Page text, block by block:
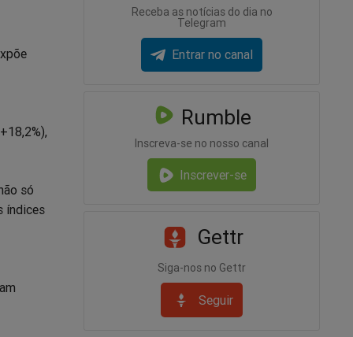
só
índices
Receba as notícias do dia no
Telegram
Entrar no canal
Rumble
Inscreva-se no nosso canal
Inscrever-se
Gettr
Siga-nos no Gettr
Seguir